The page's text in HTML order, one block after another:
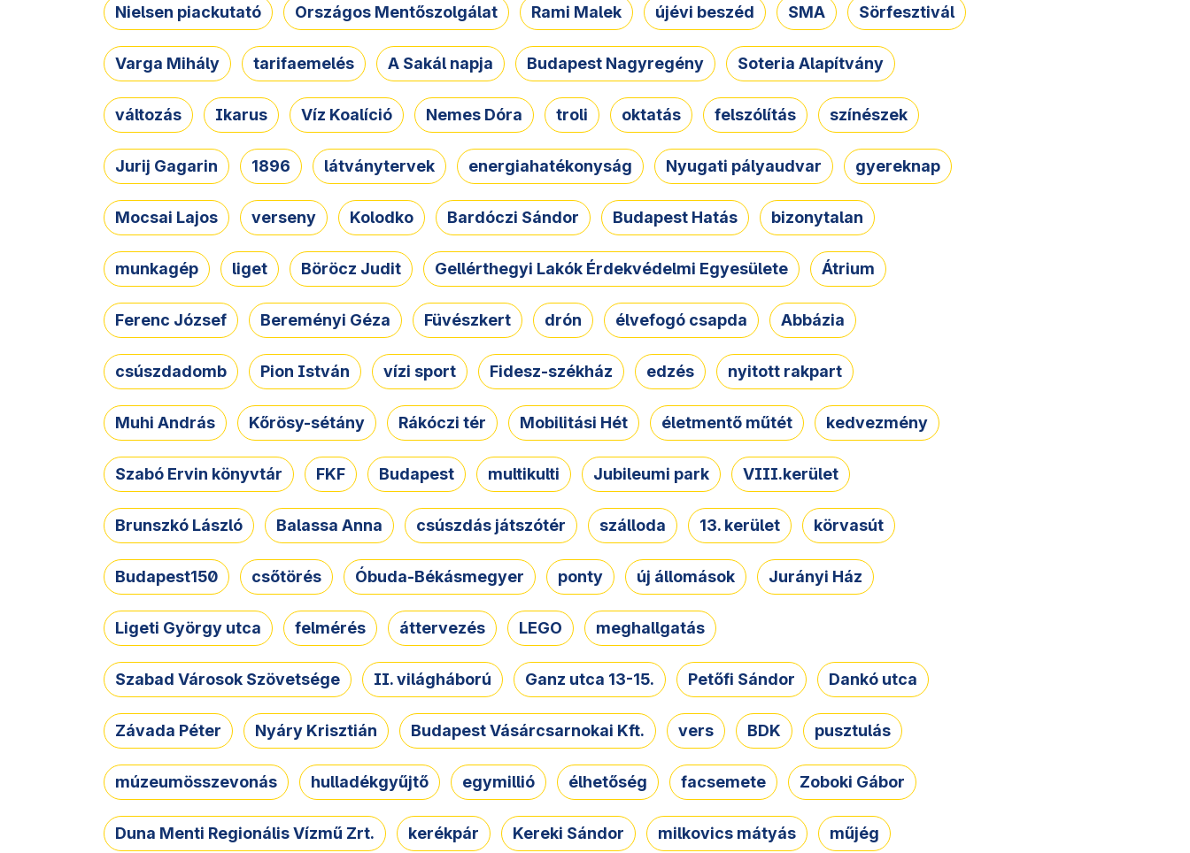
Nielsen piackutató Országos Mentőszolgálat Rami Malek újévi beszéd SMA Sörfesztivál
Varga Mihály tarifaemelés A Sakál napja Budapest Nagyregény Soteria Alapítvány
változás Ikarus Víz Koalíció Nemes Dóra troli oktatás felszólítás színészek
Jurij Gagarin 1896 látványtervek energiahatékonyság Nyugati pályaudvar gyereknap
Mocsai Lajos verseny Kolodko Bardóczi Sándor Budapest Hatás bizonytalan
munkagép liget Böröcz Judit Gellérthegyi Lakók Érdekvédelmi Egyesülete Átrium
Ferenc József Bereményi Géza Füvészkert drón élvefogó csapda Abbázia
csúszdadomb Pion István vízi sport Fidesz-székház edzés nyitott rakpart
Muhi András Kőrösy-sétány Rákóczi tér Mobilitási Hét életmentő műtét kedvezmény
Szabó Ervin könyvtár FKF Budapest multikulti Jubileumi park VIII.kerület
Brunszkó László Balassa Anna csúszdás játszótér szálloda 13. kerület körvasút
Budapest150 csőtörés Óbuda-Békásmegyer ponty új állomások Jurányi Ház
Ligeti György utca felmérés áttervezés LEGO meghallgatás
Szabad Városok Szövetsége II. világháború Ganz utca 13-15. Petőfi Sándor Dankó utca
Závada Péter Nyáry Krisztián Budapest Vásárcsarnokai Kft. vers BDK pusztulás
múzeumösszevonás hulladékgyűjtő egymillió élhetőség facsemete Zoboki Gábor
Duna Menti Regionális Vízmű Zrt. kerékpár Kereki Sándor milkovics mátyás műjég